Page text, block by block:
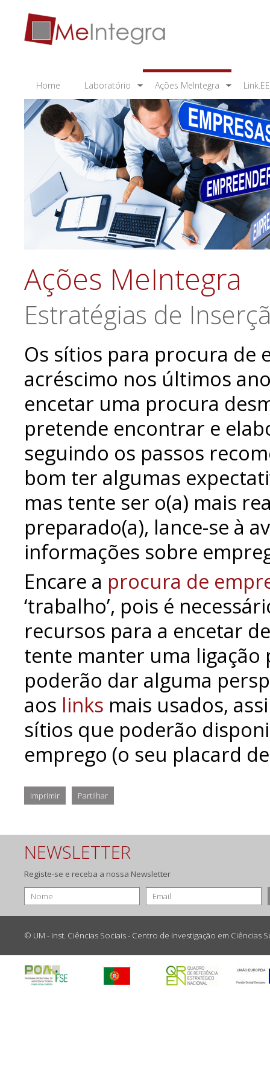
Home Laboratório Ações MeIntegra
Ações MeIntegra
Estratégias de
Os sítios para procura de
acréscimo nos últimos
encetar uma procura
pretende encontrar e
seguindo os passos
bom ter algumas
mas tente ser o(a) mais
preparado(a), lance-se à
informações sobre
Encare a procura de
‘trabalho’, pois é
recursos para a encetar
tente manter uma ligação
poderão dar alguma
aos links mais usados,
sítios que poderão
emprego (o seu placard
Imprimir Partilhar
NEWSLETTER
Registe-se e receba a nossa Newsletter
© UM - Inst. Ciências Sociais - Centro de Investigação em Ciências